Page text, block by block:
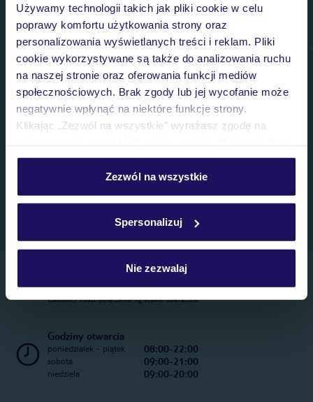
Używamy technologii takich jak pliki cookie w celu
poprawy komfortu użytkowania strony oraz
personalizowania wyświetlanych treści i reklam. Pliki
cookie wykorzystywane są także do analizowania ruchu
na naszej stronie oraz oferowania funkcji mediów
społecznościowych. Brak zgody lub jej wycofanie może
negatywnie wpłynąć na niektóre funkcje strony.
Klikając „Zezwól na wszystkie” wyrażasz zgodę na
personalizować swój wybór wchodząc w zakładkę
Szczegółowe informacje o plikach cookie znajdziesz
Zezwól na wszystkie
Spersonalizuj
Nie zezwalaj
Telefoniczne Centrum Rezerwacji
22 270 31 20
Całkowity koszt połączenia wg stawki operatora
Godziny otwarcia
poniedziałek - piątek 08:00-22:00
sobota 09:00-21:00
niedziela 09:00-20:00